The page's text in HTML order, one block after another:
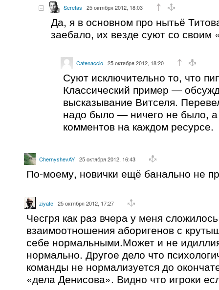
Seretas 25 октября 2012, 18:03
Да, я в основном про нытьё
заебало, их везде суют со
Catenaccio 25 октября 2012, 18:20
Суют исключительно то, что
Классический пример —
высказывание Витселя.
надо было — ничего не было,
комментов на каждом ресурсе.
ChernyshevAY 25 октября 2012, 16:43
По-моему, новички ещё банально не
ziyafe 25 октября 2012, 17:27
Чесгря как раз вчера у меня
взаимоотношения аборигенов с
себе нормальными.Может и не
нормально. Другое дело что
команды не нормализуется до
«дела Денисова». Видно что игроки